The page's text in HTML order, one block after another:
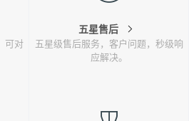
可对
五星售后
五星级售后服务，客户问题，秒级响
应解决。